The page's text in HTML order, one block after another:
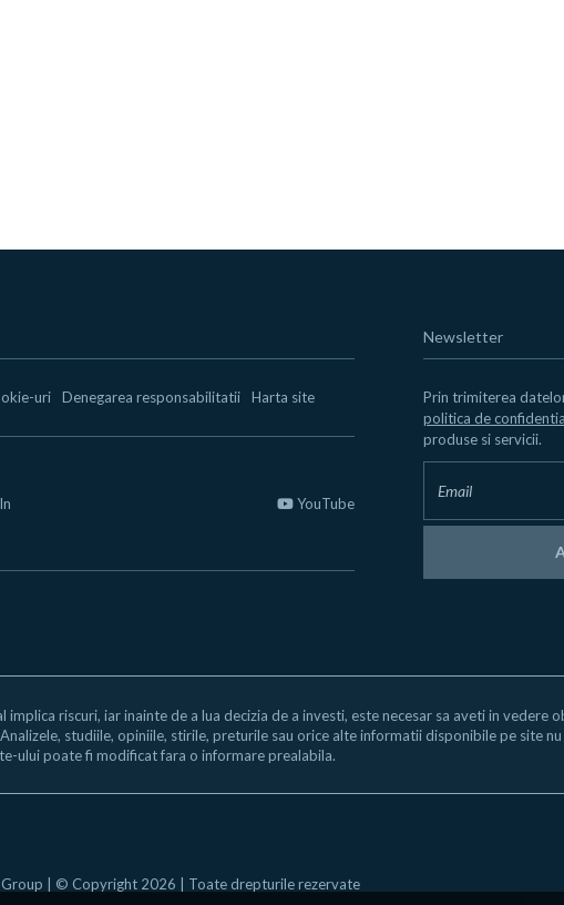
uri Denegarea responsabilitatii Harta site
YouTube
Newsletter
Prin trimiterea
politica de
produse si servicii.
riscuri, iar inainte de a lua decizia de a investi, este necesar sa aveti in vedere
studiile, opiniile, stirile, preturile sau orice alte informatii disponibile pe site
ului poate fi modificat fara o informare prealabila.
Group | © Copyright 2026 | Toate drepturile rezervate